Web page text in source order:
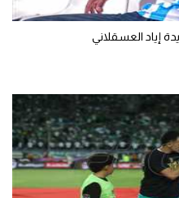
إياد العسقلاني